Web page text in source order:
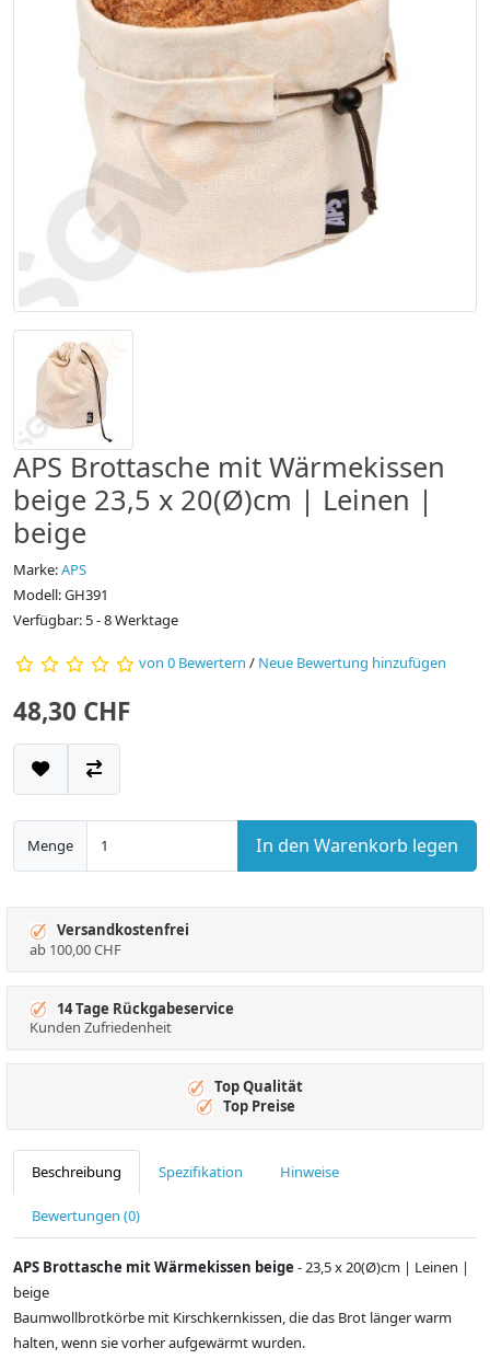
APS Brottasche mit Wärmekissen
beige 23,5 x 20(Ø)cm | Leinen |
beige
Marke:APS
Modell: GH391
Verfügbar: 5 - 8 Werktage
von 0 Bewertern / Neue Bewertung hinzufügen
48,30 CHF
Menge In den Warenkorb legen
Versandkostenfrei
ab 100,00 CHF
14 Tage Rückgabeservice
Kunden Zufriedenheit
Top Qualität
Top Preise
Beschreibung Spezifikation Hinweise
Bewertungen (0)
APS Brottasche mit Wärmekissen beige - 23,5 x 20(Ø)cm | Leinen |
beige
Baumwollbrotkörbe mit Kirschkernkissen, die das Brot länger warm
halten, wenn sie vorher aufgewärmt wurden.